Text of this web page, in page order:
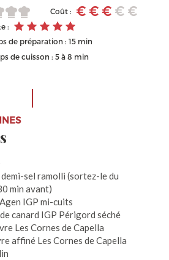
Coût :
:
de préparation : 15 min
de cuisson : 5 à 8 min
sel ramolli (sortez-le du
min avant)
IGP mi-cuits
canard IGP Périgord séché
Les Cornes de Capella
affiné Les Cornes de Capella